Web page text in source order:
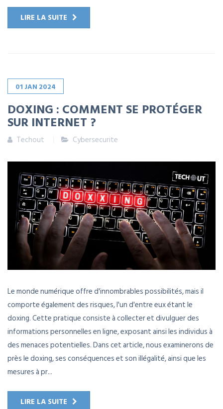
LIRE LA SUITE
01 JAN 2024
DOXING : COMMENT SE PROTÉGER
SUR INTERNET ?
Techout Cybersecurite
Le monde numérique offre d'innombrables possibilités, mais il
comporte également des risques, l'un d'entre eux étant le
doxing. Cette pratique consiste à collecter et divulguer des
informations personnelles en ligne, exposant ainsi les individus à
des menaces potentielles. Dans cet article, nous examinerons de
près le doxing, ses conséquences et son illégalité, ainsi que les
mesures à pr...
LIRE LA SUITE